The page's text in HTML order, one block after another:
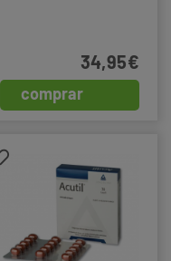
comprar
34,95€